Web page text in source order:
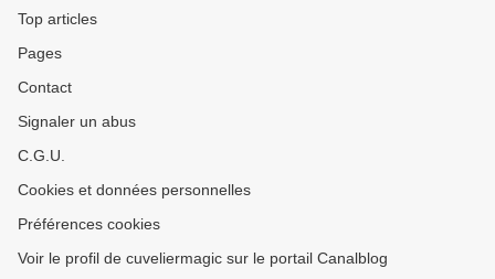
Top articles
Pages
Contact
Signaler un abus
C.G.U.
Cookies et données personnelles
Préférences cookies
Voir le profil de cuveliermagic sur le portail Canalblog